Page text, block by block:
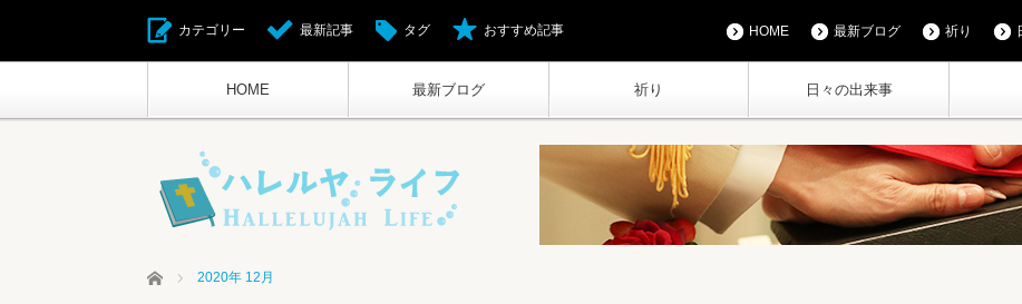
HOME 最新ブログ 祈り 日々の出来事
HOME 最新ブログ 祈り
カテゴリー 最新記事 タグ おすすめ記事
ホーム 2020年 12月